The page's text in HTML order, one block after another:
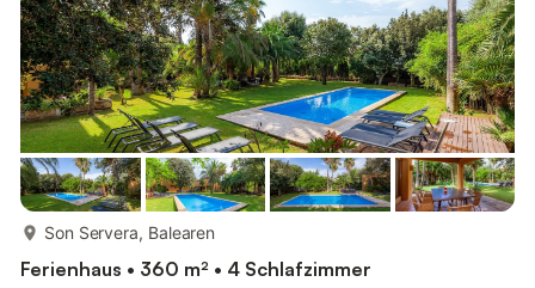
Son Servera, Balearen
Ferienhaus • 360 m² • 4 Schlafzimmer